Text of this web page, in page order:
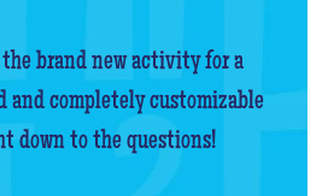
the brand new activity for a
and completely customizable
down to the questions!